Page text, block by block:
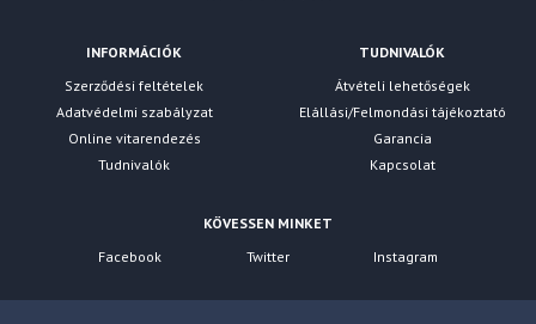
Compatibility
Maximum dimensions excl. bottom fan (mm)
INFORMÁCIÓK
Szerződési feltételek
Adatvédelmi szabályzat
Online vitarendezés
Tudnivalók
TUDNIVALÓK
Átvételi lehetőségek
Elállási/Felmondási tájékoztató
Garancia
Kapcsolat
KÖVESSEN MINKET
Facebook
Twitter Instagram